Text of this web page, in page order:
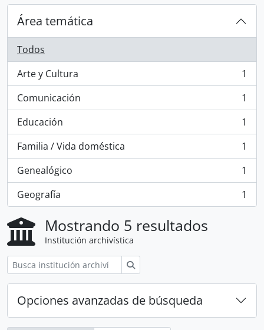
Área temática
Todos
Arte y Cultura
, 1 resultados
1
Comunicación
, 1 resultados
1
Educación
, 1 resultados
1
Familia / Vida doméstica
, 1 resultados
1
Genealógico
, 1 resultados
1
Geografía
, 1 resultados 1
Mostrando 5 resultados
Institución archivística
Opciones avanzadas de búsqueda